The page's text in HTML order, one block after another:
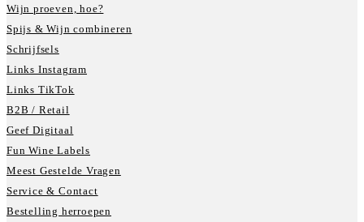
Wijn proeven, hoe?
Spijs & Wijn combineren
Schrijfsels
Links Instagram
Links TikTok
B2B / Retail
Geef Digitaal
Fun Wine Labels
Meest Gestelde Vragen
Service & Contact
Bestelling herroepen